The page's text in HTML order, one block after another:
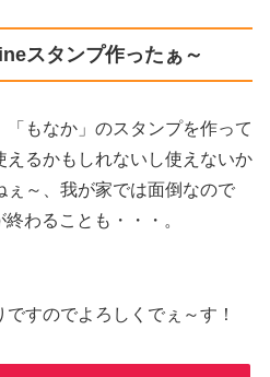
スタンプ作ったぁ～
「もなか」のスタンプを作って
るかもしれないし使えないか
ぇ～、我が家では面倒なので
わることも・・・。
すのでよろしくでぇ～す！